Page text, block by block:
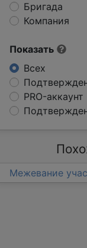
Бригада
Компания
Показать
Всех
PRO-аккаунт
Межевание